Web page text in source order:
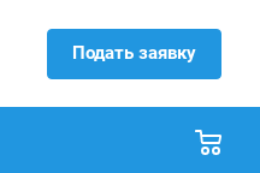
Подать заявку